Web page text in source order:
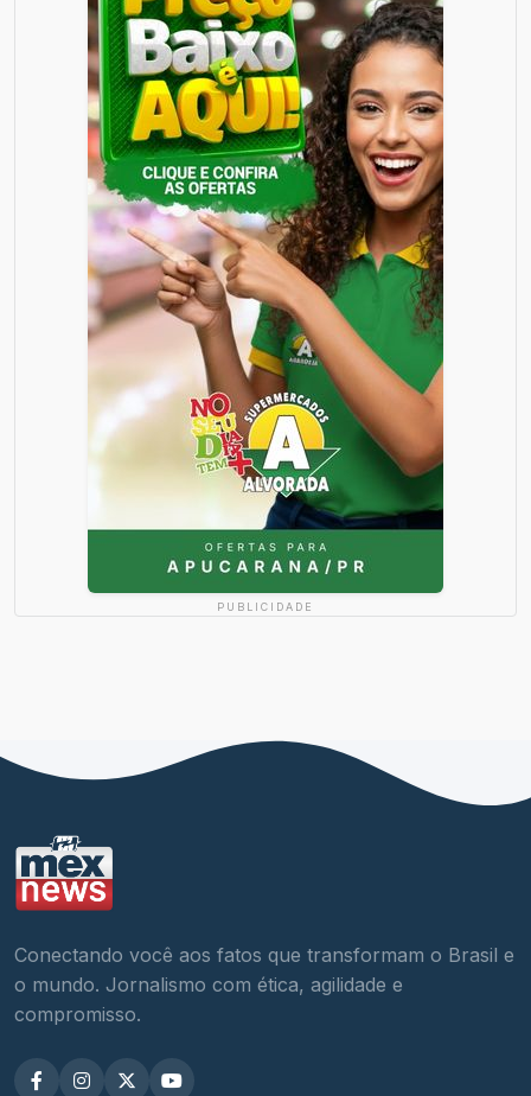
PUBLICIDADE
Conectando você aos fatos que transformam o Brasil e
o mundo. Jornalismo com ética, agilidade e
compromisso.